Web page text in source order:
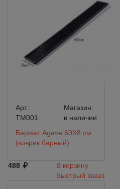
Арт.:
TM001
Магазин:
в наличии
Бармат Agave 60Х8 см
(коврик барный)
488
В корзину
Быстрый заказ